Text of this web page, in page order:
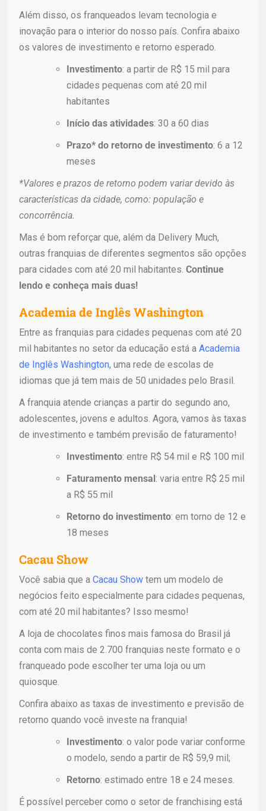
Além disso, os franqueados levam tecnologia e
inovação para o interior do nosso país. Confira abaixo
os valores de investimento e retorno esperado.
Investimento: a partir de R$ 15 mil para
cidades pequenas com até 20 mil
habitantes
Início das atividades: 30 a 60 dias
Prazo* do retorno de investimento: 6 a 12
meses
*Valores e prazos de retorno podem variar devido às
características da cidade, como: população e
concorrência.
Mas é bom reforçar que, além da Delivery Much,
outras franquias de diferentes segmentos são opções
para cidades com até 20 mil habitantes. Continue
lendo e conheça mais duas!
Academia de Inglês Washington
Entre as franquias para cidades pequenas com até 20
mil habitantes no setor da educação está a Academia
de Inglês Washington, uma rede de escolas de
idiomas que já tem mais de 50 unidades pelo Brasil.
A franquia atende crianças a partir do segundo ano,
adolescentes, jovens e adultos. Agora, vamos às taxas
de investimento e também previsão de faturamento!
Investimento: entre R$ 54 mil e R$ 100 mil
Faturamento mensal: varia entre R$ 25 mil
a R$ 55 mil
Retorno do investimento: em torno de 12 e
18 meses
Cacau Show
Você sabia que a Cacau Show tem um modelo de
negócios feito especialmente para cidades pequenas,
com até 20 mil habitantes? Isso mesmo!
A loja de chocolates finos mais famosa do Brasil já
conta com mais de 2.700 franquias neste formato e o
franqueado pode escolher ter uma loja ou um
quiosque.
Confira abaixo as taxas de investimento e previsão de
retorno quando você investe na franquia!
Investimento: o valor pode variar conforme
o modelo, sendo a partir de R$ 59,9 mil;
Retorno: estimado entre 18 e 24 meses.
É possível perceber como o setor de franchising está